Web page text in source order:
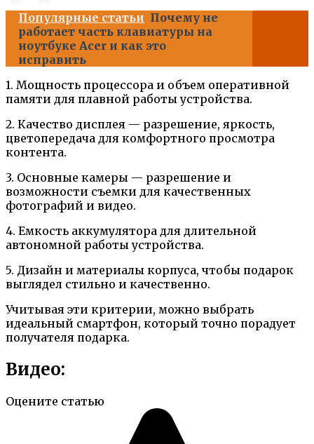
Популярные статьи Почему не
работает часть клавиатуры на
ноутбуке Acer и как это
исправить
1. Мощность процессора и объем оперативной
памяти для плавной работы устройства.
2. Качество дисплея — разрешение, яркость,
цветопередача для комфортного просмотра
контента.
3. Основные камеры — разрешение и
возможности съемки для качественных
фотографий и видео.
4. Емкость аккумулятора для длительной
автономной работы устройства.
5. Дизайн и материалы корпуса, чтобы подарок
выглядел стильно и качественно.
Учитывая эти критерии, можно выбрать
идеальный смартфон, который точно порадует
получателя подарка.
Видео:
Оцените статью